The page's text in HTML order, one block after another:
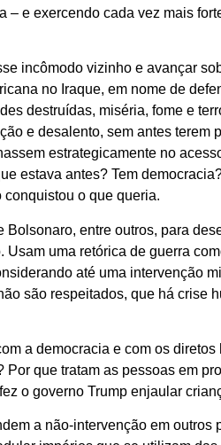
e exercendo cada vez mais
incômodo vizinho e avançar
no Iraque, em nome de
destruídas, miséria, fome e
e desalento, sem antes terem
estrategicamente no
estava antes? Tem
o que queria.
entre outros, para
uma retórica de guerra
até uma intervenção
são respeitados, que há crise
a democracia e com os diretos
que tratam as pessoas em
o governo Trump enjaular
a não-intervenção em outros